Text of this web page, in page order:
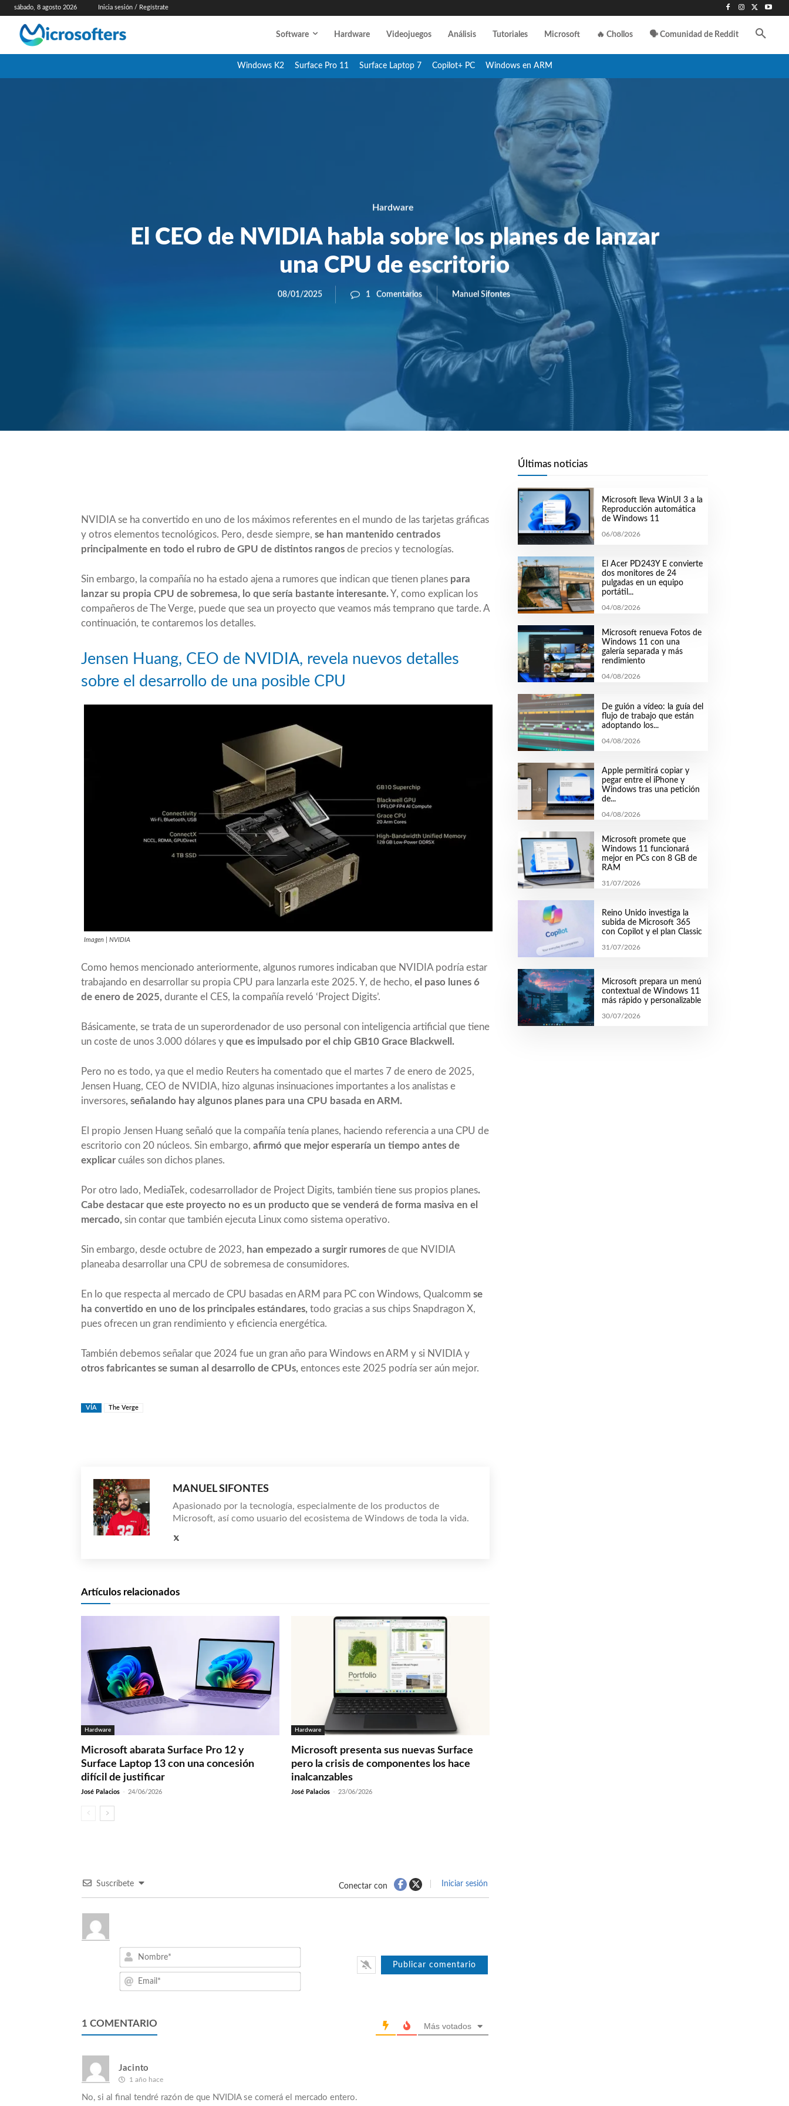
sábado, 8 agosto 2026 Inicia sesión / Regístrate
Software Hardware Videojuegos Análisis Tutoriales Microsoft 🔥 Chollos 🗣️ Comunidad de Reddit
Windows K2 Surface Pro 11 Surface Laptop 7 Copilot+ PC Windows en ARM
Hardware
El CEO de NVIDIA habla sobre los planes de lanzar
una CPU de escritorio
08/01/2025 1 Comentarios Manuel Sifontes
NVIDIA se ha convertido en uno de los máximos referentes en el mundo de las tarjetas gráficas
y otros elementos tecnológicos. Pero, desde siempre, se han mantenido centrados
principalmente en todo el rubro de GPU de distintos rangos de precios y tecnologías.
Sin embargo, la compañía no ha estado ajena a rumores que indican que tienen planes para
lanzar su propia CPU de sobremesa, lo que sería bastante interesante. Y, como explican los
compañeros de The Verge, puede que sea un proyecto que veamos más temprano que tarde. A
continuación, te contaremos los detalles.
Jensen Huang, CEO de NVIDIA, revela nuevos detalles
sobre el desarrollo de una posible CPU
Imagen | NVIDIA
Como hemos mencionado anteriormente, algunos rumores indicaban que NVIDIA podría estar
trabajando en desarrollar su propia CPU para lanzarla este 2025. Y, de hecho, el paso lunes 6
de enero de 2025, durante el CES, la compañía reveló ‘Project Digits’.
Básicamente, se trata de un superordenador de uso personal con inteligencia artificial que tiene
un coste de unos 3.000 dólares y que es impulsado por el chip GB10 Grace Blackwell.
Pero no es todo, ya que el medio Reuters ha comentado que el martes 7 de enero de 2025,
Jensen Huang, CEO de NVIDIA, hizo algunas insinuaciones importantes a los analistas e
inversores, señalando hay algunos planes para una CPU basada en ARM.
El propio Jensen Huang señaló que la compañía tenía planes, haciendo referencia a una CPU de
escritorio con 20 núcleos. Sin embargo, afirmó que mejor esperaría un tiempo antes de
explicarcuáles son dichos planes.
Por otro lado, MediaTek, codesarrollador de Project Digits, también tiene sus propios planes.
Cabe destacar que este proyecto no es un producto que se venderá de forma masiva en el
mercado, sin contar que también ejecuta Linux como sistema operativo.
Sin embargo, desde octubre de 2023, han empezado a surgir rumores de que NVIDIA
planeaba desarrollar una CPU de sobremesa de consumidores.
En lo que respecta al mercado de CPU basadas en ARM para PC con Windows, Qualcomm se
ha convertido en uno de los principales estándares, todo gracias a sus chips Snapdragon X,
pues ofrecen un gran rendimiento y eficiencia energética.
También debemos señalar que 2024 fue un gran año para Windows en ARM y si NVIDIA y
otros fabricantes se suman al desarrollo de CPUs, entonces este 2025 podría ser aún mejor.
VÍA The Verge
MANUEL SIFONTES
Apasionado por la tecnología, especialmente de los productos de
Microsoft, así como usuario del ecosistema de Windows de toda la vida.
Artículos relacionados
Hardware
Microsoft abarata Surface Pro 12 y
Surface Laptop 13 con una concesión
difícil de justificar
José Palacios - 24/06/2026
Hardware
Microsoft presenta sus nuevas Surface
pero la crisis de componentes los hace
inalcanzables
José Palacios - 23/06/2026
Suscríbete Conectar con Iniciar sesión
1 COMENTARIO Más votados
Jacinto
1 año hace
No, si al final tendré razón de que NVIDIA se comerá el mercado entero.
Últimas noticias
Microsoft lleva WinUI 3 a la
Reproducción automática
de Windows 11
06/08/2026
El Acer PD243Y E convierte
dos monitores de 24
pulgadas en un equipo
portátil...
04/08/2026
Microsoft renueva Fotos de
Windows 11 con una
galería separada y más
rendimiento
04/08/2026
De guión a vídeo: la guía del
flujo de trabajo que están
adoptando los...
04/08/2026
Apple permitirá copiar y
pegar entre el iPhone y
Windows tras una petición
de...
04/08/2026
Microsoft promete que
Windows 11 funcionará
mejor en PCs con 8 GB de
RAM
31/07/2026
Reino Unido investiga la
subida de Microsoft 365
con Copilot y el plan Classic
31/07/2026
Microsoft prepara un menú
contextual de Windows 11
más rápido y personalizable
30/07/2026